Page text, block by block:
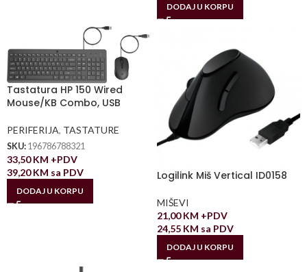
DODAJ U KORPU
Tastatura HP 150 Wired
Mouse/KB Combo, USB
PERIFERIJA, TASTATURE
SKU: 196786788321
33,50KM +PDV
39,20KM sa PDV
DODAJ U KORPU
Logilink Miš Vertical ID0158
MIŠEVI
21,00KM +PDV
24,55 KM sa PDV
DODAJ U KORPU